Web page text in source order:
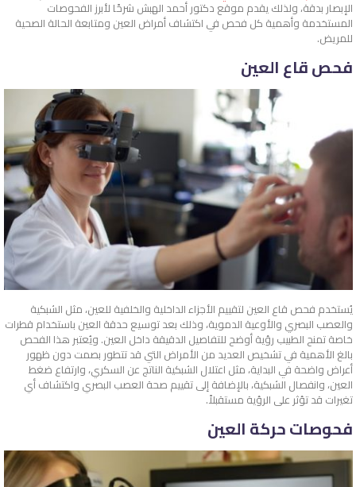
الإبصار بدقة، ولذلك يقدم موقع دكتور أحمد الهبش شرحًا لأبرز الفحوصات
المستخدمة وأهمية كل فحص في اكتشاف أمراض العين ومتابعة الحالة الصحية
للمريض.
فحص قاع العين
يُستخدم فحص قاع العين لتقييم الأجزاء الداخلية والخلفية للعين، مثل الشبكية
والعصب البصري والأوعية الدموية، وذلك بعد توسيع حدقة العين باستخدام قطرات
خاصة تمنح الطبيب رؤية أوضح للتفاصيل الدقيقة داخل العين. ويُعتبر هذا الفحص
بالغ الأهمية في تشخيص العديد من الأمراض التي قد تتطور بصمت دون ظهور
أعراض واضحة في البداية، مثل اعتلال الشبكية الناتج عن السكري، وارتفاع ضغط
العين، وانفصال الشبكية، بالإضافة إلى تقييم صحة العصب البصري واكتشاف أي
تغيرات قد تؤثر على الرؤية مستقبلاً.
فحوصات حركة العين